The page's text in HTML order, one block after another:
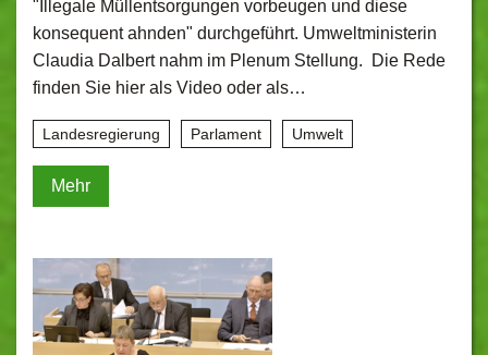
"Illegale Müllentsorgungen vorbeugen und diese
konsequent ahnden" durchgeführt. Umweltministerin
Claudia Dalbert nahm im Plenum Stellung. Die Rede
finden Sie hier als Video oder als…
Landesregierung Parlament Umwelt
Mehr